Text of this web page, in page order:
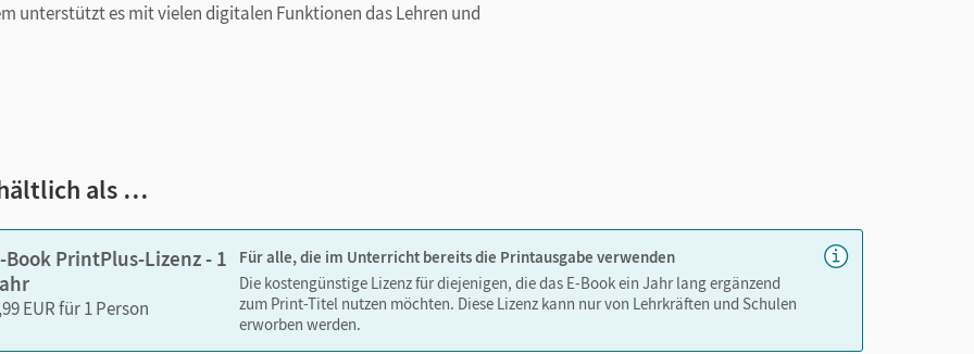
unterstützt es mit vielen digitalen Funktionen das Lehren und
Sie sind seitengenau platziert, damit Sie und Ihre Schüler/-innen
Sie das Lehren und Lernen zeitsparend und
als …
Book PrintPlus-Lizenz - 1
EUR für 1 Person
Für alle, die im Unterricht bereits die Printausgabe verwenden
Die kostengünstige Lizenz für diejenigen, die das E-Book ein Jahr lang ergänzend
zum Print-Titel nutzen möchten. Diese Lizenz kann nur von Lehrkräften und Schulen
erworben werden.